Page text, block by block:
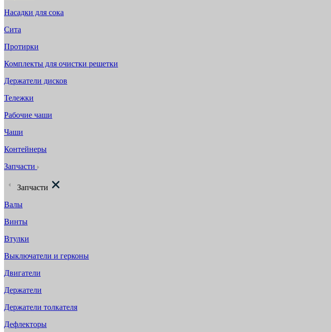
Насадки для сока
Сита
Протирки
Комплекты для очистки решетки
Держатели дисков
Тележки
Рабочие чаши
Чаши
Контейнеры
Запчасти
Запчасти
Валы
Винты
Втулки
Выключатели и герконы
Двигатели
Держатели
Держатели толкателя
Дефлекторы